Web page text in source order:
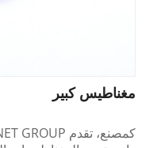
مغناطيس كبير